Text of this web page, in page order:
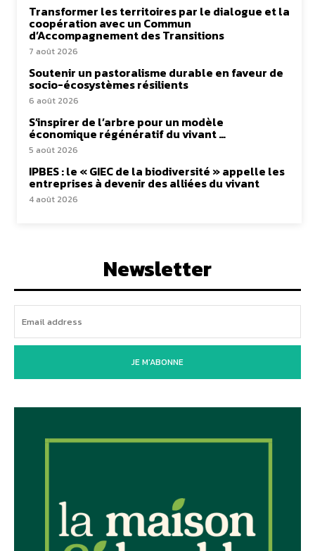
Transformer les territoires par le dialogue et la
coopération avec un Commun
d’Accompagnement des Transitions
7 août 2026
Soutenir un pastoralisme durable en faveur de
socio-écosystèmes résilients
6 août 2026
S’inspirer de l’arbre pour un modèle
économique régénératif du vivant …
5 août 2026
IPBES : le « GIEC de la biodiversité » appelle les
entreprises à devenir des alliées du vivant
4 août 2026
Newsletter
JE M'ABONNE